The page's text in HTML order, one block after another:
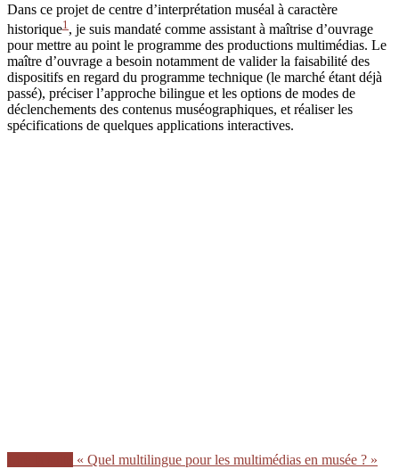
Dans ce projet de centre d’interprétation muséal à caractère
historique1 , je suis mandaté comme assistant à maîtrise d’ouvrage
pour mettre au point le programme des productions multimédias. Le
maître d’ouvrage a besoin notamment de valider la faisabilité des
dispositifs en regard du programme technique (le marché étant déjà
passé), préciser l’approche bilingue et les options de modes de
déclenchements des contenus muséographiques, et réaliser les
spécifications de quelques applications interactives.
« Quel multilingue pour les multimédias en musée ? »